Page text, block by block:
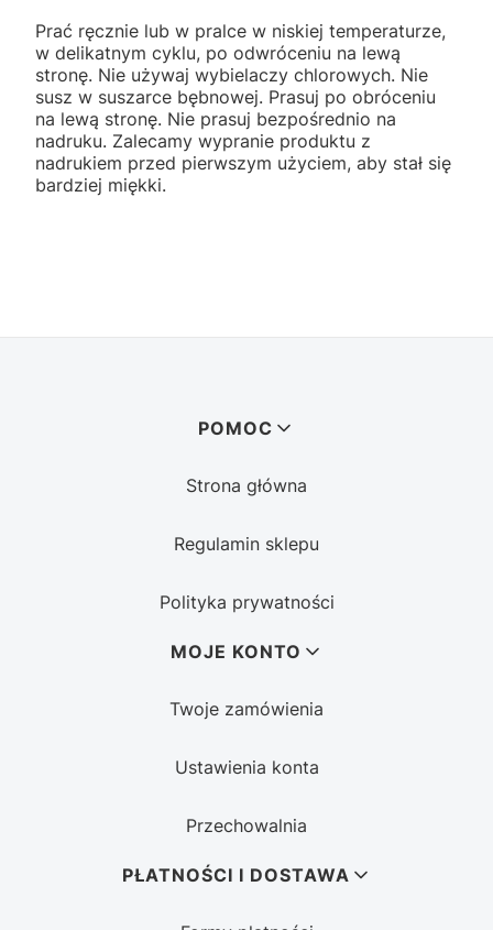
Prać ręcznie lub w pralce w niskiej temperaturze,
w delikatnym cyklu, po odwróceniu na lewą
stronę. Nie używaj wybielaczy chlorowych. Nie
susz w suszarce bębnowej. Prasuj po obróceniu
na lewą stronę. Nie prasuj bezpośrednio na
nadruku. Zalecamy wypranie produktu z
nadrukiem przed pierwszym użyciem, aby stał się
bardziej miękki.
POMOC
Strona główna
Regulamin sklepu
Polityka prywatności
MOJE KONTO
Twoje zamówienia
Ustawienia konta
Przechowalnia
PŁATNOŚCI I DOSTAWA